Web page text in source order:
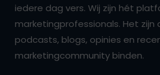
iedere dag vers. Wij zijn hét
marketingprofessionals. Het zijn
podcasts, blogs, opinies en
marketingcommunity binden.